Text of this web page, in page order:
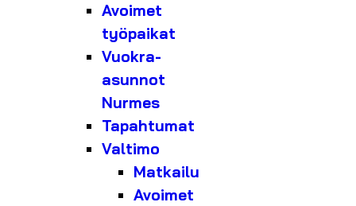
Avoimet
työpaikat
Vuokra-
asunnot
Nurmes
Tapahtumat
Valtimo
Matkailu
Avoimet